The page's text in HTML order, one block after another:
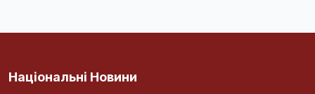
Національні Новини